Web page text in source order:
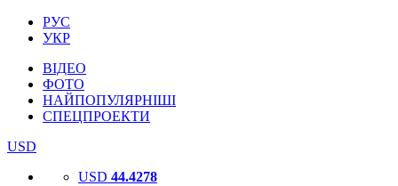
РУС
УКР
ВІДЕО
ФОТО
НАЙПОПУЛЯРНІШІ
СПЕЦПРОЕКТИ
USD
USD 44.4278